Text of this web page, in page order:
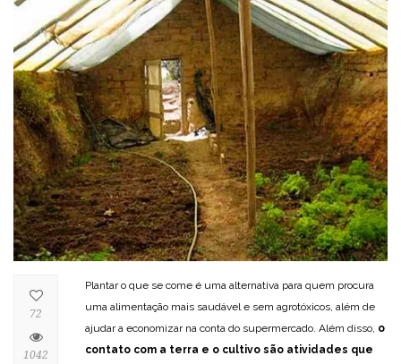
Plantar o que se come é uma alternativa para quem procura
uma alimentação mais saudável e sem agrotóxicos, além de
ajudar a economizar na conta do supermercado. Além disso, o
contato com a terra e o cultivo são atividades que
72
1042